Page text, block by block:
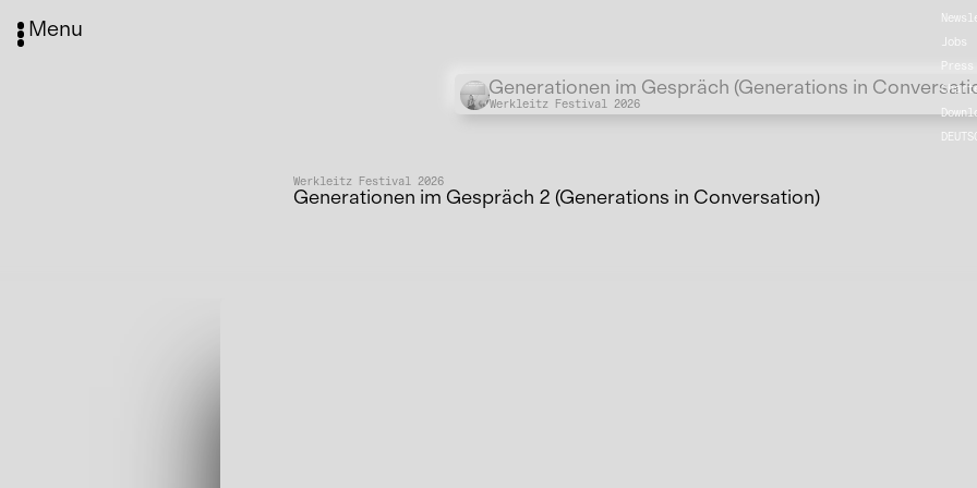
Menu
Jobs
Press
Übergordnete Werke und
Generationen im Gespräch (Generations in
Werkleitz Festival 2026
Werkleitz Festival 2026
Generationen im Gespräch 2 (Generations in Conversation)